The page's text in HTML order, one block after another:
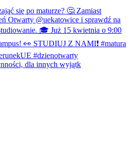
dla innych wyjątk